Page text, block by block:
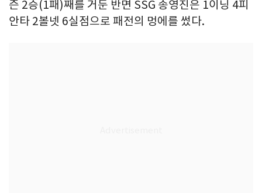
즌 2승(1패)째를 거둔 반면 SSG 송영진은 1이닝 4피
안타 2볼넷 6실점으로 패전의 멍에를 썼다.